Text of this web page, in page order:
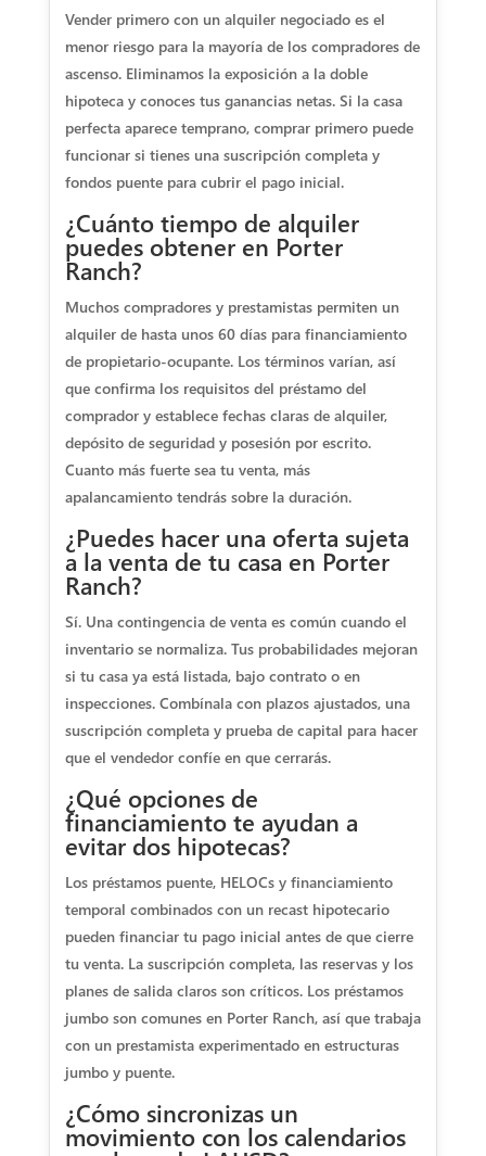
Vender primero con un alquiler negociado es el
menor riesgo para la mayoría de los compradores de
ascenso. Eliminamos la exposición a la doble
hipoteca y conoces tus ganancias netas. Si la casa
perfecta aparece temprano, comprar primero puede
funcionar si tienes una suscripción completa y
fondos puente para cubrir el pago inicial.
¿Cuánto tiempo de alquiler
puedes obtener en Porter
Ranch?
Muchos compradores y prestamistas permiten un
alquiler de hasta unos 60 días para financiamiento
de propietario-ocupante. Los términos varían, así
que confirma los requisitos del préstamo del
comprador y establece fechas claras de alquiler,
depósito de seguridad y posesión por escrito.
Cuanto más fuerte sea tu venta, más
apalancamiento tendrás sobre la duración.
¿Puedes hacer una oferta sujeta
a la venta de tu casa en Porter
Ranch?
Sí. Una contingencia de venta es común cuando el
inventario se normaliza. Tus probabilidades mejoran
si tu casa ya está listada, bajo contrato o en
inspecciones. Combínala con plazos ajustados, una
suscripción completa y prueba de capital para hacer
que el vendedor confíe en que cerrarás.
¿Qué opciones de
financiamiento te ayudan a
evitar dos hipotecas?
Los préstamos puente, HELOCs y financiamiento
temporal combinados con un recast hipotecario
pueden financiar tu pago inicial antes de que cierre
tu venta. La suscripción completa, las reservas y los
planes de salida claros son críticos. Los préstamos
jumbo son comunes en Porter Ranch, así que trabaja
con un prestamista experimentado en estructuras
jumbo y puente.
¿Cómo sincronizas un
movimiento con los calendarios